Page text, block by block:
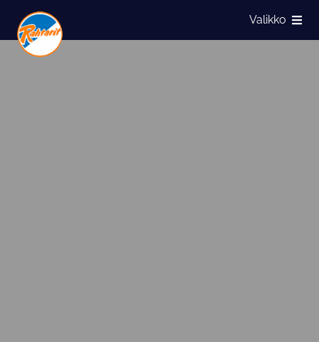
Siirry sivun sisältöön
Näytä
Valikko